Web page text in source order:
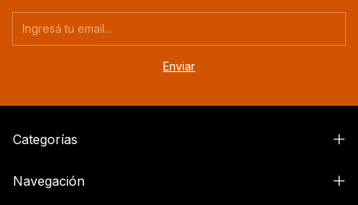
Categorías
Navegación